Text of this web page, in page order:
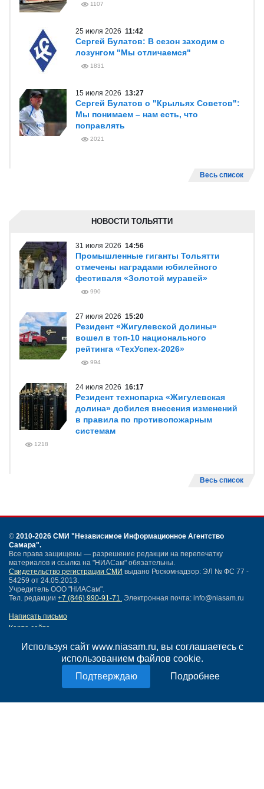
Используя сайт www.niasam.ru, вы соглашаетесь с
использованием файлов cookie.
Подробнее
1107
25 июля 2026 11:42
Сергей Булатов: В сезон заходим с
лозунгом "Мы отличаемся"
1831
15 июля 2026 13:27
Сергей Булатов о "Крыльях Советов":
Мы понимаем – нам есть, что
поправлять
2021
Весь список
НОВОСТИ ТОЛЬЯТТИ
31 июля 2026 14:56
Промышленные гиганты Тольятти
отмечены наградами юбилейного
фестиваля «Золотой муравей»
990
27 июля 2026 15:20
Резидент «Жигулевской долины»
вошел в топ-10 национального
рейтинга «ТехУспех-2026»
994
24 июля 2026 16:17
Резидент технопарка «Жигулевская
долина» добился внесения изменений
в правила по противопожарным
системам
1218
Весь список
© 2010-2026 СМИ "Независимое Информационное Агентство
Самара".
Все права защищены — разрешение редакции на перепечатку
материалов и ссылка на "НИАСам" обязательны.
Свидетельство регистрации СМИ выдано Роскомнадзор: ЭЛ № ФС 77 -
54259 от 24.05.2013.
Учредитель ООО "НИАСам".
Тел. редакции +7 (846) 990-91-71. Электронная почта: info@niasam.ru
Написать письмо
Карта сайта
Политика конфиденциальности
Согласие на обработку персональных данных